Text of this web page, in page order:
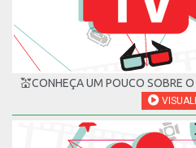
💒CONHEÇA UM POUCO SOBRE